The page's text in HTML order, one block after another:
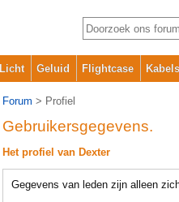
Licht Geluid Flightcase
Forum > Profiel
Gebruikersgegevens.
Het profiel van Dexter
Gegevens van leden zijn alleen